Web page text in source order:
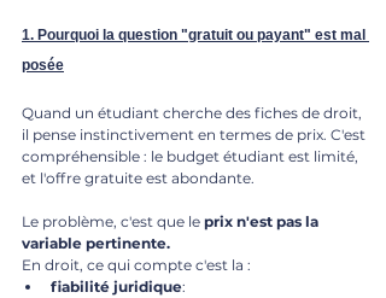
1. Pourquoi la question "gratuit ou payant" est mal
posée
Quand un étudiant cherche des fiches de droit,
il pense instinctivement en termes de prix. C'est
compréhensible : le budget étudiant est limité,
et l'offre gratuite est abondante.
Le problème, c'est que le prix n'est pas la
variable pertinente.
En droit, ce qui compte c'est la :
fiabilité juridique: